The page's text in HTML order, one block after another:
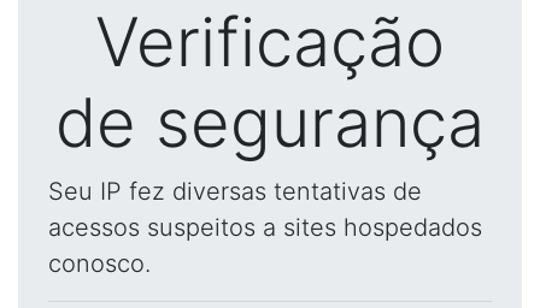
Verificação
de segurança
Seu IP fez diversas tentativas de
acessos suspeitos a sites hospedados
conosco.